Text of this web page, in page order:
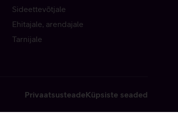
Sideettevõtjale
Ehitajale, arendajale
Tarnijale
PrivaatsusteadeKüpsiste seaded